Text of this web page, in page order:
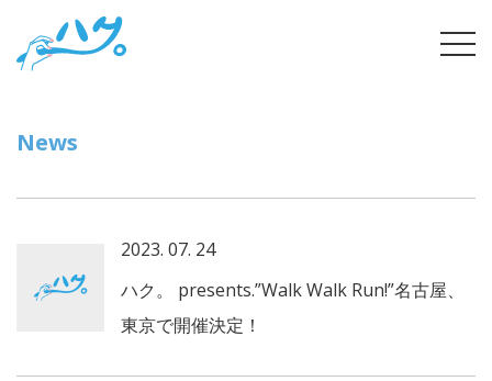
News
2023. 07. 24
ハク。 presents.”Walk Walk Run!”名古屋、
東京で開催決定！